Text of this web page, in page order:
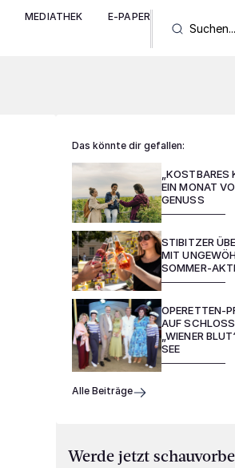
MEDIATHEK E-PAPER
Das könnte dir gefallen:
„KOSTBARES
EIN MONAT
GENUSS
STIBITZER
MIT
SOMMER-
OPERETTEN-
AUF
„WIENER
SEE
Alle Beiträge
Werde jetzt